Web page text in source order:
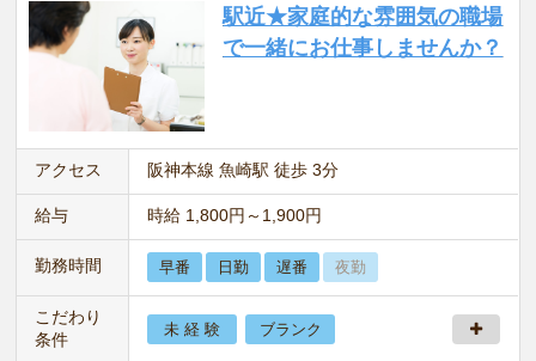
駅近★家庭的な雰囲気の職場
で一緒にお仕事しませんか？
アクセス 阪神本線 魚崎駅 徒歩 3分
給与 時給 1,800円～1,900円
勤務時間 早番 日勤 遅番 夜勤
こだわり
条件
未 経 験 ブランク